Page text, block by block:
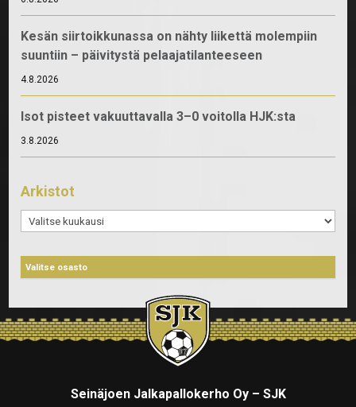
Kesän siirtoikkunassa on nähty liikettä molempiin
suuntiin – päivitystä pelaajatilanteeseen
4.8.2026
Isot pisteet vakuuttavalla 3–0 voitolla HJK:sta
3.8.2026
Arkistot
Arkistot
Seinäjoen Jalkapallokerho Oy – SJK